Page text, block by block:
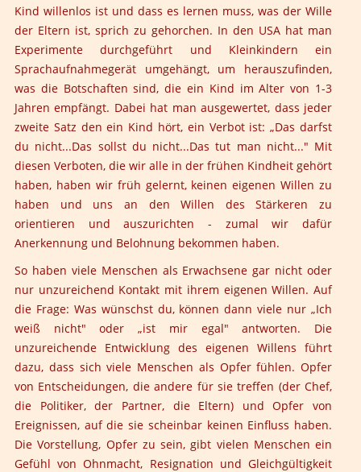
Kind willenlos ist und dass es lernen muss, was der Wille
der Eltern ist, sprich zu gehorchen. In den USA hat man
Experimente durchgeführt und Kleinkindern ein
Sprachaufnahmegerät umgehängt, um herauszufinden,
was die Botschaften sind, die ein Kind im Alter von 1-3
Jahren empfängt. Dabei hat man ausgewertet, dass jeder
zweite Satz den ein Kind hört, ein Verbot ist: „Das darfst
du nicht...Das sollst du nicht...Das tut man nicht..." Mit
diesen Verboten, die wir alle in der frühen Kindheit gehört
haben, haben wir früh gelernt, keinen eigenen Willen zu
haben und uns an den Willen des Stärkeren zu
orientieren und auszurichten - zumal wir dafür
Anerkennung und Belohnung bekommen haben.
So haben viele Menschen als Erwachsene gar nicht oder
nur unzureichend Kontakt mit ihrem eigenen Willen. Auf
die Frage: Was wünschst du, können dann viele nur „Ich
weiß nicht" oder „ist mir egal" antworten. Die
unzureichende Entwicklung des eigenen Willens führt
dazu, dass sich viele Menschen als Opfer fühlen. Opfer
von Entscheidungen, die andere für sie treffen (der Chef,
die Politiker, der Partner, die Eltern) und Opfer von
Ereignissen, auf die sie scheinbar keinen Einfluss haben.
Die Vorstellung, Opfer zu sein, gibt vielen Menschen ein
Gefühl von Ohnmacht, Resignation und Gleichgültigkeit